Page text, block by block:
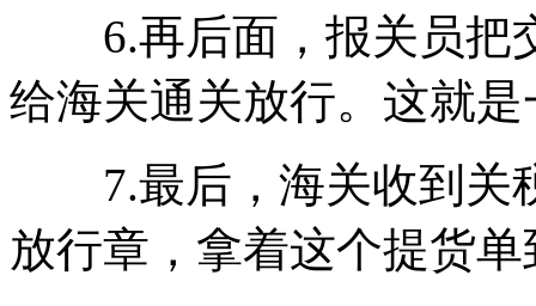
6.再后面，报关员把
给海关通关放行。这就
7.最后，海关收到关
放行章，拿着这个提货